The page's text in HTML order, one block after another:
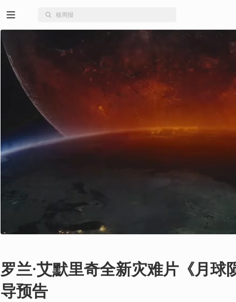
罗兰·艾默里奇全新灾难片《月球
导预告